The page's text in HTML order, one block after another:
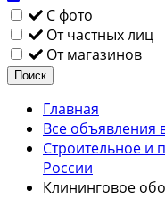
С фото
От частных лиц
От магазинов
Поиск
Главная
Все объявления
Строительное и
России
Клининговое